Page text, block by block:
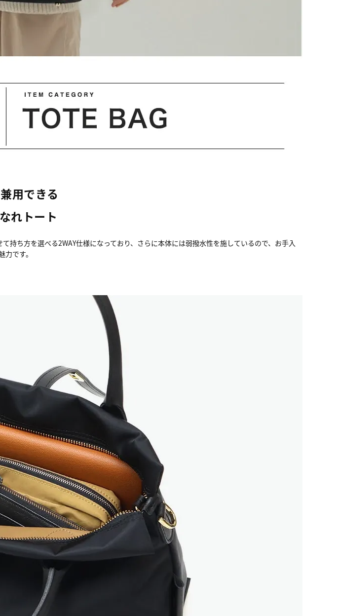
用できる
れトート
ち方を選べる2WAY仕様になっており、さらに本体には弱撥水性を施しているので、お手入
です。